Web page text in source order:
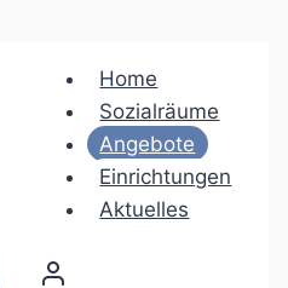
Home
Sozialräume
Angebote
Einrichtungen
Aktuelles